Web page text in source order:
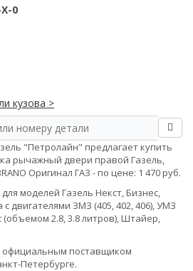
0
кузова >
"Петролайн" предлагает купить
рычажный двери правой Газель,
Оригинал ГАЗ - по цене: 1 470 руб.
моделей Газель Некст, Бизнес,
с двигателями ЗМЗ (405, 402, 406), УМЗ
(объемом 2.8, 3.8 литров), Штайер,
официальным поставщиком
Петербурге.